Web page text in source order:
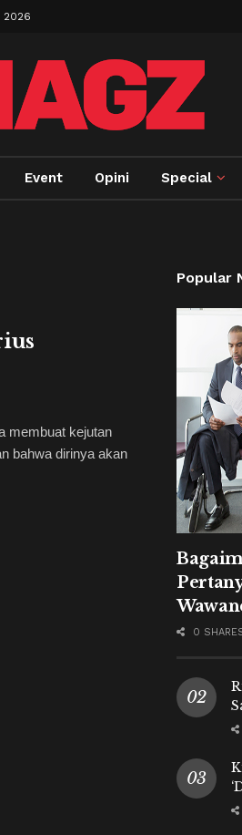
2026
Event Opini Special
membuat kejutan
bahwa dirinya akan
Popular
0